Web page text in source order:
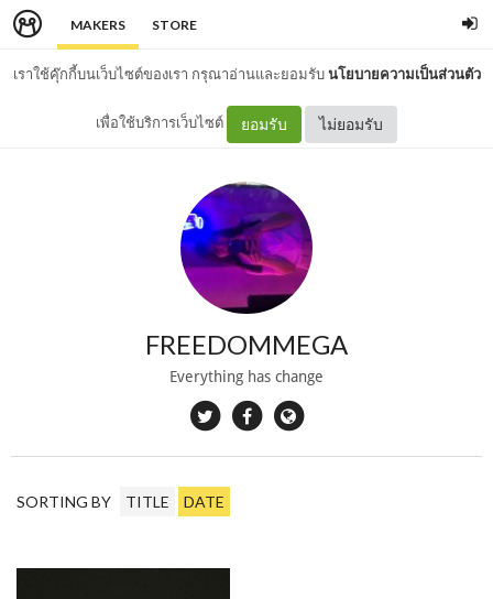
MAKERS STORE
เราใช้คุ๊กกี้บนเว็บไซต์ของเรา กรุณาอ่านและยอมรับนโยบายความเป็นส่วนตัว
เพื่อใช้บริการเว็บไซต์ ยอมรับ ไม่ยอมรับ
FREEDOMMEGA
Everything has change
SORTING BY TITLE DATE